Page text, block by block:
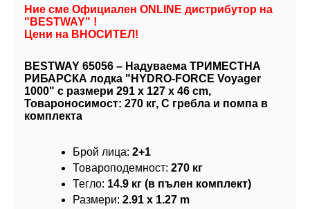
Ние сме Официален ONLINE дистрибутор на
"BESTWAY" !
Цени на ВНОСИТЕЛ!
BESTWAY 65056 – Надуваема ТРИМЕСТНА
РИБАРСКА лодка "HYDRO-FORCE Voyager
1000" с размери 291 x 127 x 46 cm,
Товароносимост: 270 кг, С гребла и помпа в
комплекта
Брой лица: 2+1
Товароподемност: 270 кг
Тегло: 14.9 кг (в пълен комплект)
Размери: 2.91 x 1.27 m